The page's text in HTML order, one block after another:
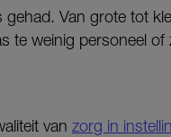
gehad. Van grote tot
te weinig personeel
van zorg in